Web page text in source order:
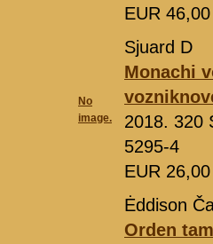
EUR
No
image.
Sjuard D
Monachi
2018. 320
5295-4
EUR
Ėddison
Orden